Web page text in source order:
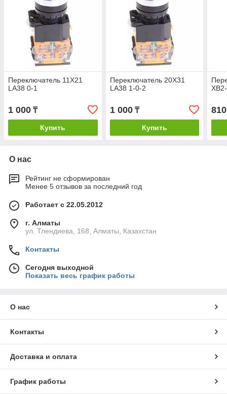
Переключатель 11X21
LA38 0-1
1 000 ₸
Купить
Переключатель 20X31
LA38 1-0-2
1 000₸
Купить
810
О нас
Рейтинг не сформирован
Менее 5 отзывов за последний год
Работает с 22.05.2012
г. Алматы
ул. Тлендиева, 168, Алматы, Казахстан
Контакты
Сегодня выходной
Показать весь график работы
О нас
Контакты
Доставка и оплата
График работы